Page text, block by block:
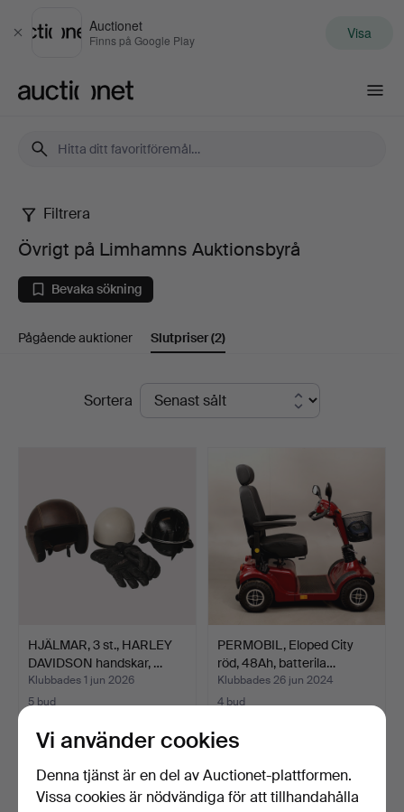
Stäng
Auctionet
Finns på Google Play Visa
Övrigt
på
Limhamns
Auktionsbyrå
Filtrera
Övrigt på Limhamns Auktionsbyrå
Bevaka sökning
Pågående auktioner Slutpriser(2)
SlutpriserSortera
HJÄLMAR, 3 st., HARLEY
DAVIDSON handskar, …
Klubbades 1 jun 2026
5 bud
PERMOBIL, Eloped City
röd, 48Ah, batterila…
Klubbades 26 jun 2024
4 bud
Bevaka sökning
Vi använder cookies
Denna tjänst är en del av Auctionet-plattformen.
Vissa cookies är nödvändiga för att tillhandahålla